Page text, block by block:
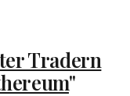
Tradern
"